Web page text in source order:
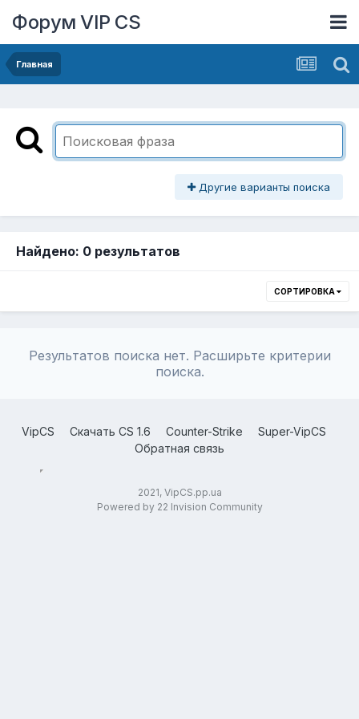
Форум VIP CS
Главная
Другие варианты поиска
Найдено: 0 результатов
СОРТИРОВКА
Результатов поиска нет. Расширьте критерии
поиска.
VipCS Скачать CS 1.6 Counter-Strike
Super-VipCS
Обратная связь
2021, VipCS.pp.ua
Powered by 22 Invision Community